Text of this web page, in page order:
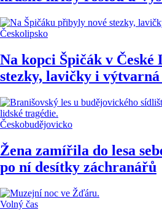
Českolipsko
Na kopci Špičák v
stezky, lavičky i
Českobudějovicko
Žena zamířila do lesa
po ní desítky záchranářů
Volný čas